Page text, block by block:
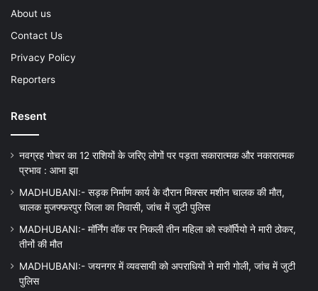
About us
Contact Us
Privacy Policy
Reporters
Resent
नवग्रह गोचर का 12 राशियों के जरिए लोगों पर पड़ता सकारात्मक और नकारात्मक
प्रभाव : आभा झा
MADHUBANI:- सड़क निर्माण कार्य के दौरान मिक्सर मशीन चालक की मौत,
चालक मुजफ्फरपुर जिला का निवासी, जांच में जुटी पुलिस
MADHUBANI:- मॉर्निंग वॉक पर निकली तीन महिला को स्कॉर्पियो ने मारी ठोकर,
तीनों की मौत
MADHUBANI:- जयनगर में व्यवसायी को अपराधियों ने मारी गोली, जांच में जुटी
पुलिस